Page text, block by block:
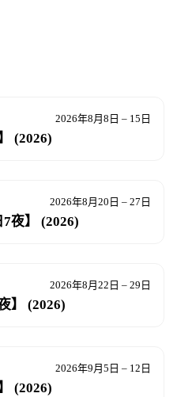
2026年8月8日 – 15日
(2026)
2026年8月20日 – 27日
夜】 (2026)
2026年8月22日 – 29日
】 (2026)
2026年9月5日 – 12日
(2026)